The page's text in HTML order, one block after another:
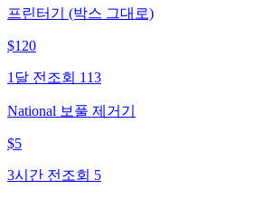
프린터기 (박스 그대로)
$120
1달 전 조회 113
National 보풀 제거기
$5
3시간 전 조회 5